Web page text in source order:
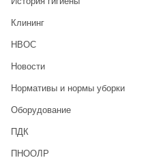
Клининг
НВОС
Новости
Нормативы и нормы уборки
Оборудование
ПДК
ПНООЛР